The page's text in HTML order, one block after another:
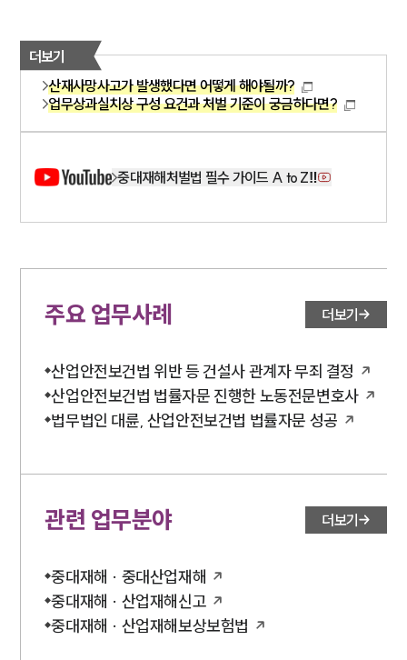
더보기
산재사망사고가 발생했다면 어떻게 해야될까?
업무상과실치상 구성 요건과 처벌 기준이 궁금하다면?
중대재해처벌법 필수 가이드 A to Z‼️
주요 업무사례 더보기
산업안전보건법 위반 등 건설사 관계자 무죄 결정
산업안전보건법 법률자문 진행한 노동전문변호사
법무법인 대륜, 산업안전보건법 법률자문 성공
관련 업무분야 더보기
중대재해 · 중대산업재해
중대재해 · 산업재해신고
중대재해 · 산업재해보상보험법